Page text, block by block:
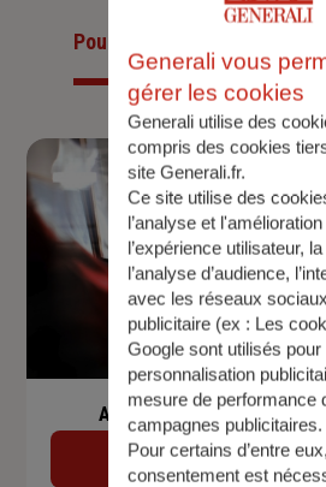
Pour les particuliers Pour
Assurance de prêt
Découvrir
Generali vous
gérer les cookies
Generali utilise des
compris des cookies
site Generali.fr.
Ce site utilise des
l’analyse et l'amélioration
l’expérience utilisateur,
l’analyse d’audience,
avec les réseaux
publicitaire (ex : Les
Google sont utilisés pour
personnalisation
mesure de performance
campagnes publicitaires.
Pour certains d’entre
consentement est